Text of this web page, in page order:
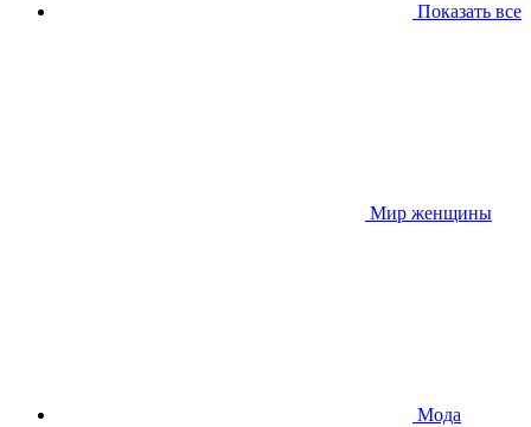
Показать все
Мир женщины
Мода